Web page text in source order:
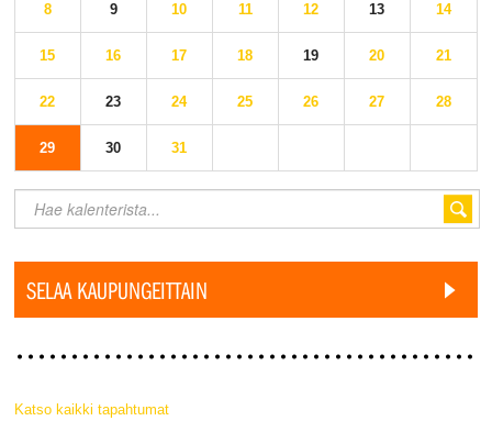
8 9 10 11 12 13 14
15 16 17 18 19 20 21
22 23 24 25 26 27 28
29 30 31
SELAA KAUPUNGEITTAIN
Katso kaikki tapahtumat